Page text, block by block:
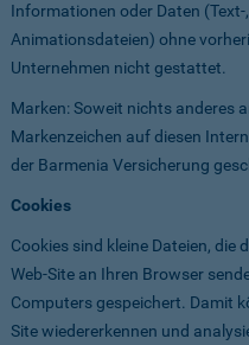
Informationen oder Daten (Text-
Animationsdateien) ohne
Unternehmen nicht gestattet.
Marken: Soweit nichts anderes
Markenzeichen auf diesen
der Barmenia Versicherung
Cookies
Cookies sind kleine Dateien, die
Web-Site an Ihren Browser
Computers gespeichert. Damit
Site wiedererkennen und